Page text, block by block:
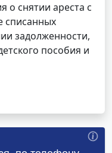
о снятии ареста с
списанных
задолженности,
пособия и